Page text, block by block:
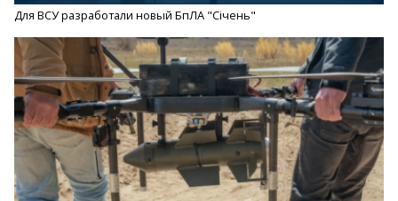
Для ВСУ разработали новый БпЛА "Січень"